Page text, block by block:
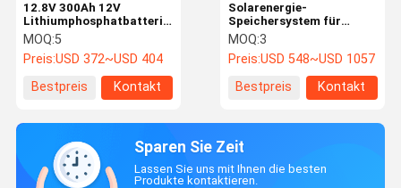
12.8V 300Ah 12V
Lithiumphosphatbatterie
hohe Kapazität
Energiespeicherlösung
MOQ:5
Preis:USD 372~USD 404
Bestpreis
Kontakt
Solarenergie-
Speichersystem für
Wohnungen LiFePO4-
Batterie für langlebigen,
geräuschlosen Betrieb
MOQ:3
Preis:USD 548~USD 1057
Bestpreis
Kontakt
Sparen Sie Zeit
Lassen Sie uns mit Ihnen die besten
Produkte kontaktieren.